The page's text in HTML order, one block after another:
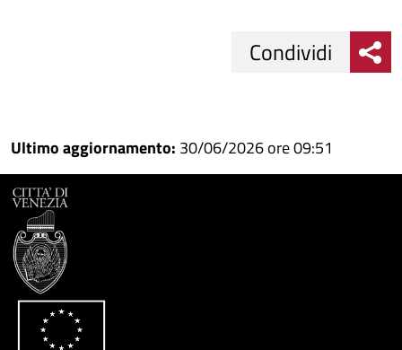
su
Facebook
Condividi
su
Condividi
Condividi
Ultimo aggiornamento: 30/06/2026 ore 09:51